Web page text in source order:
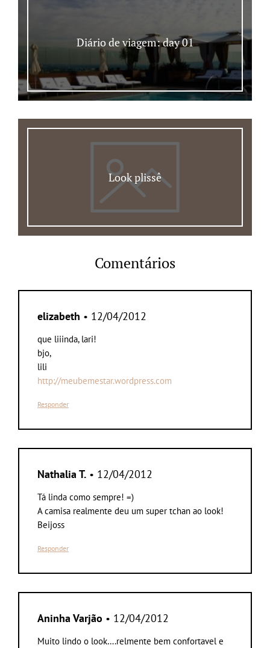
Diário de viagem: day 01
Look plissê
Comentários
elizabeth • 12/04/2012
que liiinda, lari!
bjo,
lili
http://meubemestar.wordpress.com
Responder
Nathalia T. • 12/04/2012
Tá linda como sempre! =)
A camisa realmente deu um super tchan ao look!
Beijoss
Responder
Aninha Varjão • 12/04/2012
Muito lindo o look….relmente bem confortavel e